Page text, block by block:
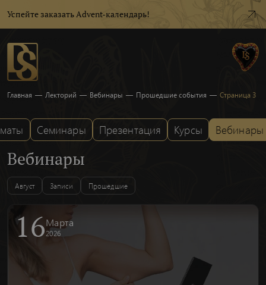
Успейте заказать Advent-календарь!
Главная — Лекторий — Вебинары — Прошедшие события — Страница 3
Семинары Презентация Курсы Вебинары
Вебинары
Август Записи Прошедшие
16Марта
2026